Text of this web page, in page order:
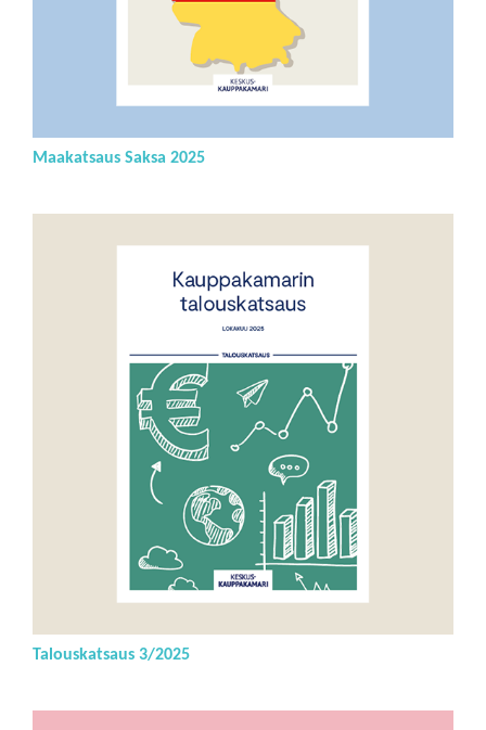
Maakatsaus Saksa 2025
Talouskatsaus 3/2025